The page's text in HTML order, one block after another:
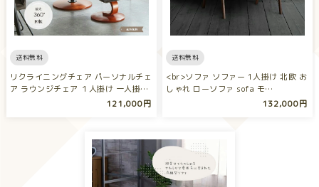
送料無料
リクライニングチェア パーソナルチェ
ア ラウンジチェア １人掛け 一人掛け
121,000円
送料無料
<br>ソファ ソファー 1人掛け 北欧 お
しゃれ ローソファ sofa モ…
132,000円